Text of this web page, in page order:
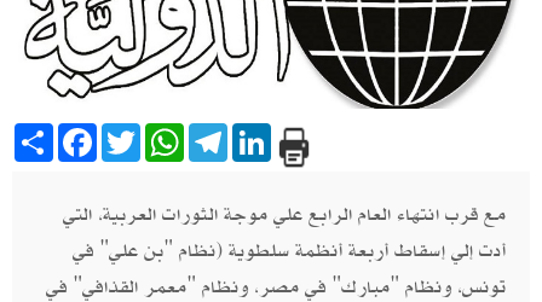
Share Facebook
TwitterWhatsAppTelegramLinkedIn
مع قرب انتهاء العام الرابع علي موجة الثورات العربية،‮ ‬التي
أدت إلي إسقاط أربعة أنظمة سلطوية‮ (‬نظام‮ "‬بن علي‮" ‬في
تونس، ونظام‮ "‬مبارك‮" ‬في مصر، ونظام‮ "‬معمر القذافي‮" ‬في